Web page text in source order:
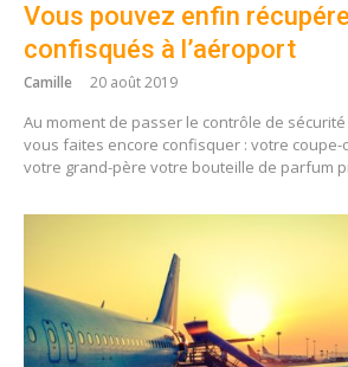
Vous pouvez enfin
confisqués à l’aéroport
Camille 20 août 2019
Au moment de passer le contrôle de sécurité
vous faites encore confisquer : votre coupe-
votre grand-père votre bouteille de parfum